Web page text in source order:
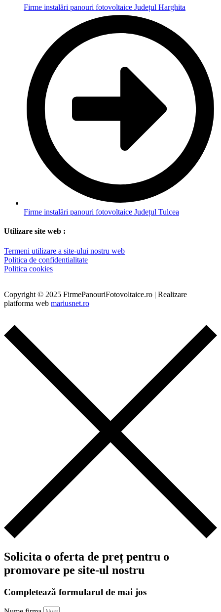
Firme instalări panouri fotovoltaice Județul Harghita
Firme instalări panouri fotovoltaice Județul Tulcea
Utilizare site web :
Termeni utilizare a site-ului nostru web
Politica de confidentialitate
Politica cookies
Copyright © 2025 FirmePanouriFotovoltaice.ro | Realizare
platforma web mariusnet.ro
Solicita o oferta de preț pentru o
promovare pe site-ul nostru
Completează formularul de mai jos